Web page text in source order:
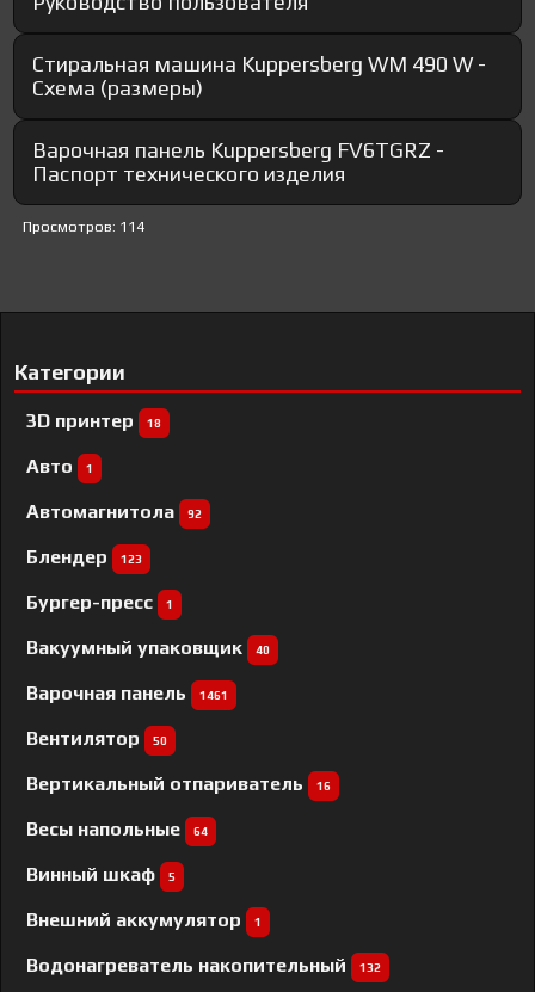
Стиральная машина Kuppersberg WM 490 W -
Схема (размеры)
Варочная панель Kuppersberg FV6TGRZ -
Паспорт технического изделия
Просмотров: 114
Категории
3D принтер 18
Авто 1
Автомагнитола 92
Блендер 123
Бургер-пресс 1
Вакуумный упаковщик 40
Варочная панель 1461
Вентилятор 50
Вертикальный отпариватель 16
Весы напольные 64
Винный шкаф 5
Внешний аккумулятор 1
Водонагреватель накопительный 132